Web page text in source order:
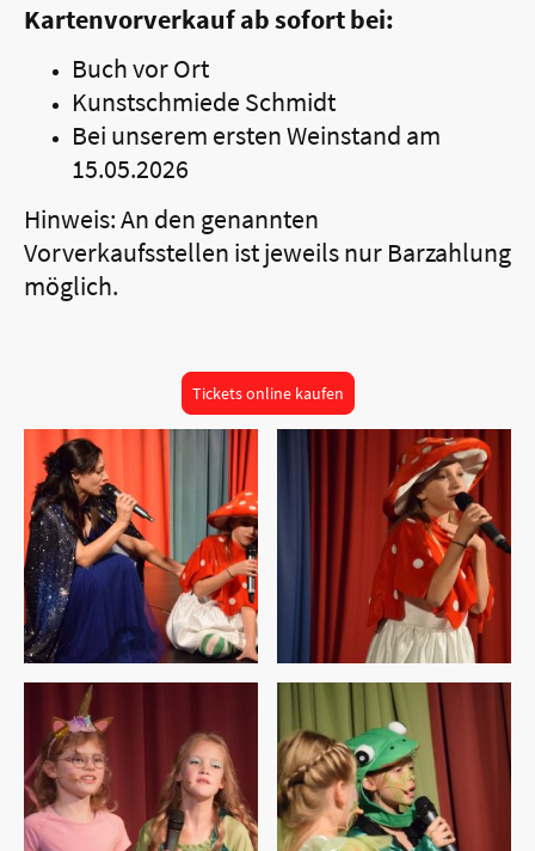
Kartenvorverkauf ab sofort bei:
Buch vor Ort
Kunstschmiede Schmidt
Bei unserem ersten Weinstand am
15.05.2026
Hinweis: An den genannten
Vorverkaufsstellen ist jeweils nur Barzahlung
möglich.
Tickets online kaufen